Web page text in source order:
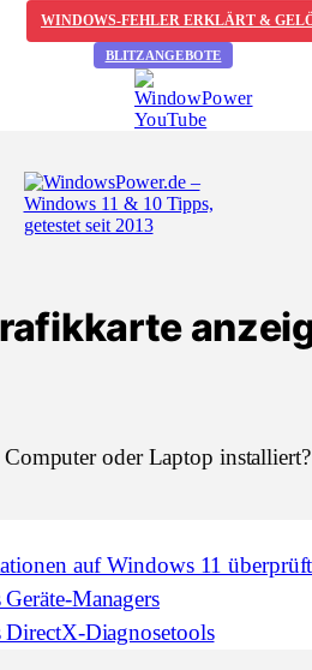
WINDOWS-FEHLER ERKLÄRT &
BLITZANGEBOTE
oder Laptop
auf Windows 11
Managers
Diagnosetools